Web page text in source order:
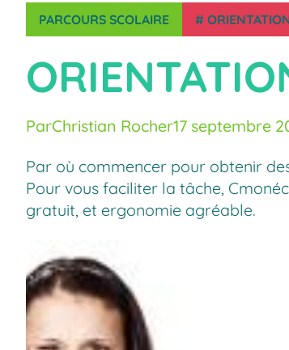
PARCOURS SCOLAIRE #
ParChristian Rocher17 septembre
Par où commencer pour obtenir
Pour vous faciliter la tâche,
gratuit, et ergonomie agréable.